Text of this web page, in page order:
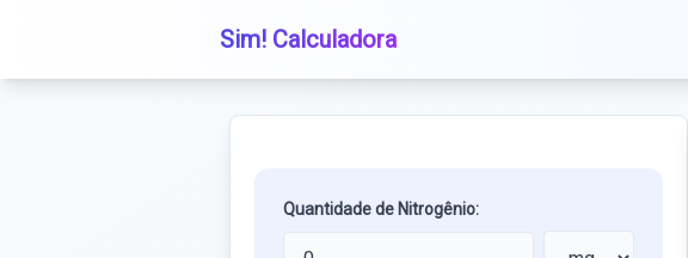
Sim! Calculadora
Quantidade de Nitrogênio: